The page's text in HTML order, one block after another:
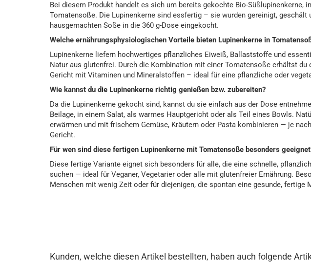
Bei diesem Produkt handelt es sich um bereits gekochte Bio-Süßlupinenkerne,
Tomatensoße. Die Lupinenkerne sind essfertig – sie wurden gereinigt, geschält
hausgemachten Soße in die 360 g-Dose eingekocht.
Welche ernährungsphysiologischen Vorteile bieten Lupinenkerne in
Lupinenkerne liefern hochwertiges pflanzliches Eiweiß, Ballaststoffe und
Natur aus glutenfrei. Durch die Kombination mit einer Tomatensoße erhältst du
Gericht mit Vitaminen und Mineralstoffen – ideal für eine pflanzliche oder
Wie kannst du die Lupinenkerne richtig genießen bzw. zubereiten?
Da die Lupinenkerne gekocht sind, kannst du sie einfach aus der Dose
Beilage, in einem Salat, als warmes Hauptgericht oder als Teil eines Bowls.
erwärmen und mit frischem Gemüse, Kräutern oder Pasta kombinieren — je
Gericht.
Für wen sind diese fertigen Lupinenkerne mit Tomatensoße besonders
Diese fertige Variante eignet sich besonders für alle, die eine schnelle,
suchen — ideal für Veganer, Vegetarier oder alle mit glutenfreier Ernährung.
Menschen mit wenig Zeit oder für diejenigen, die spontan eine gesunde, fertige
Kunden, welche diesen Artikel bestellten, haben auch folgende